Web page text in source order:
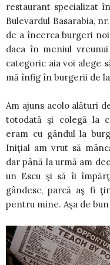
restaurant specializat
Bulevardul Basarabia,
de a încerca burgeri
daca în meniul
categoric aia voi alege
mă înfig în burgerii de
Am ajuns acolo alături
totodată şi colegă la
eram cu gândul la
Iniţial am vrut să
dar până la urmă am
un Escu şi să îi
gândesc, parcă aş fi
pentru mine. Aşa de